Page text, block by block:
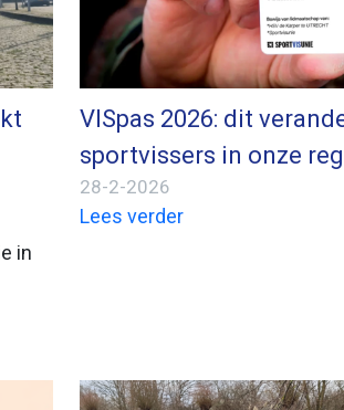
in
VISpas 2026: dit
sportvissers in onze
28-2-2026
Lees verder